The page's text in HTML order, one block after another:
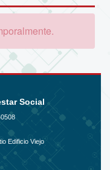
Social
Edificio Viejo